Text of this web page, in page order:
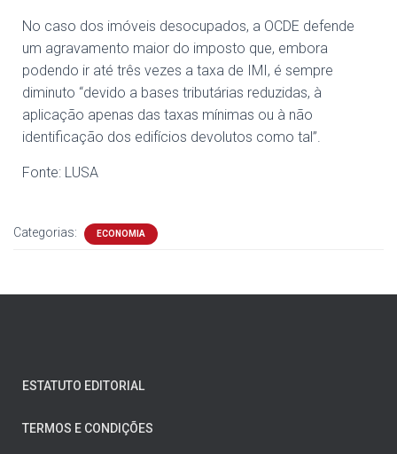
No caso dos imóveis desocupados, a OCDE defende
um agravamento maior do imposto que, embora
podendo ir até três vezes a taxa de IMI, é sempre
diminuto “devido a bases tributárias reduzidas, à
aplicação apenas das taxas mínimas ou à não
identificação dos edifícios devolutos como tal”.
Fonte: LUSA
Categorias: ECONOMIA
ESTATUTO EDITORIAL
TERMOS E CONDIÇÕES